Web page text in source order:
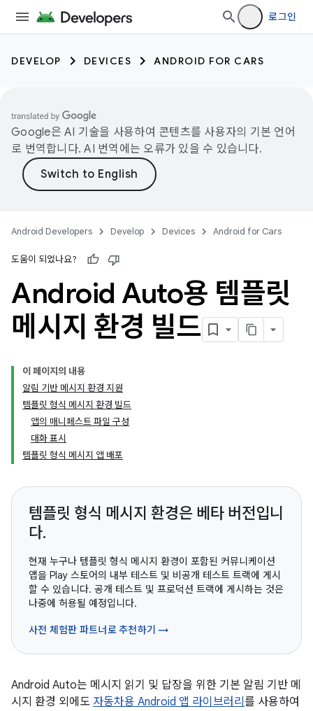
로그인
DEVELOP DEVICES ANDROID FOR CARS
Google은 AI 기술을 사용하여 콘텐츠를 사용자의 기본 언어
로 번역합니다. AI 번역에는 오류가 있을 수 있습니다.
Android Developers Develop Devices Android for Cars
도움이 되었나요?
Android Auto용 템플릿
메시지 환경 빌드
이 페이지의 내용
알림 기반 메시지 환경 지원
템플릿 형식 메시지 환경 빌드
앱의 매니페스트 파일 구성
대화 표시
템플릿 형식 메시지 앱 배포
템플릿 형식 메시지 환경은 베타 버전입니
다.
현재 누구나 템플릿 형식 메시지 환경이 포함된 커뮤니케이션
앱을 Play 스토어의 내부 테스트 및 비공개 테스트 트랙에 게시
할 수 있습니다. 공개 테스트 및 프로덕션 트랙에 게시하는 것은
나중에 허용될 예정입니다.
사전 체험판 파트너로 추천하기 →
Android Auto는 메시지 읽기 및 답장을 위한 기본 알림 기반 메
시지 환경 외에도 자동차용 Android 앱 라이브러리 를 사용하여